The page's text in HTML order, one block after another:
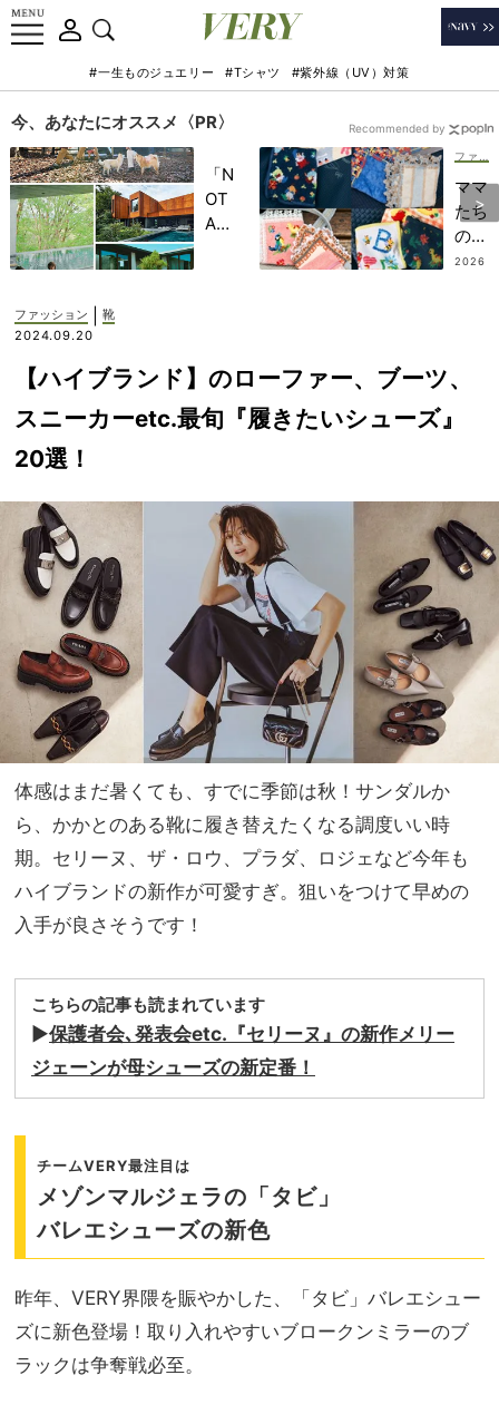
#一生ものジュエリー #Tシャツ #紫外線（UV）対策
今、あなたにオススメ〈PR〉
「N
OT
A
記憶
に一
生残
家族
旅】
を
ママ
たち
の
【ハ
フェ
スの
コレ
クシ
ョン
を拝
見！
2026
Recommended by
ファッション
靴
2024.09.20
【ハイブランド】のローファー、ブーツ、
スニーカーetc.最旬『履きたいシューズ』
20選！
体感はまだ暑くても、すでに季節は秋！サンダルか
ら、かかとのある靴に履き替えたくなる調度いい時
期。セリーヌ、ザ・ロウ、プラダ、ロジェなど今年も
ハイブランドの新作が可愛すぎ。狙いをつけて早めの
入手が良さそうです！
こちらの記事も読まれています
▶︎保護者会､発表会etc.『セリーヌ』の新作メリー
ジェーンが母シューズの新定番！
チームVERY最注目は
メゾンマルジェラの「タビ」
バレエシューズの新色
昨年、VERY界隈を賑やかした、「タビ」バレエシュー
ズに新色登場！取り入れやすいブロークンミラーのブ
ラックは争奪戦必至。